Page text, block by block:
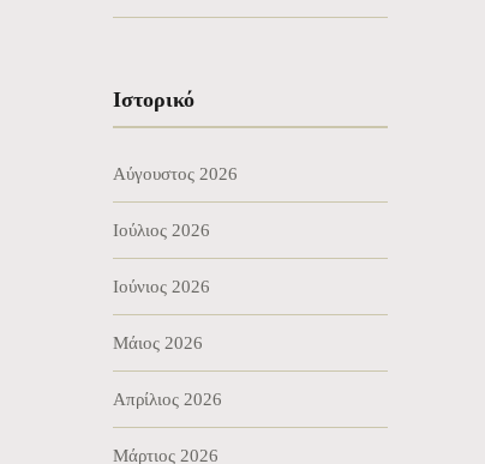
Ιστορικό
Αύγουστος 2026
Ιούλιος 2026
Ιούνιος 2026
Μάιος 2026
Απρίλιος 2026
Μάρτιος 2026